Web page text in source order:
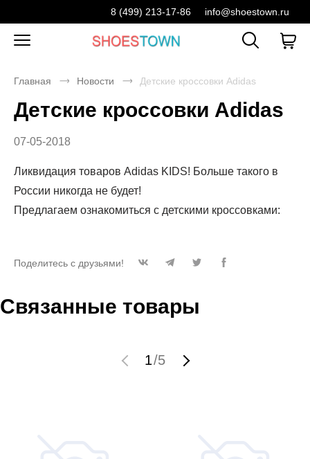
8 (499) 213-17-86 info@shoestown.ru
Главная Новости Детские кроссовки Adidas
Детские кроссовки Adidas
07-05-2018
Ликвидация товаров Adidas KIDS! Больше такого в
России никогда не будет!
Предлагаем ознакомиться с детскими кроссовками:
Поделитесь с друзьями!
Связанные товары
1/5